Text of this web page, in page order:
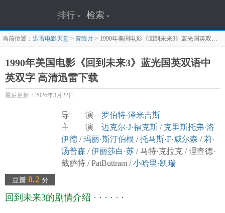
排行 检索
当前位置： 迅雷电影天堂 > 冒险片 > 1990年美国电影《回到未来3》蓝光国英双语中英双字
1990年美国电影《回到未来3》蓝光国英双语中
英双字 高清迅雷下载
最后更新：2026年3月22日
豆瓣 8.2分
导 演 罗伯特·泽米吉斯
主 演 迈克尔·J·福克斯 / 克里斯托弗·洛
伊德 /玛丽·斯汀伯根 /托马斯·F·威尔森 / 莉·
汤普森 /伊丽莎白·苏 / 马特·克拉克 / 理查德·
戴萨特 / PatButtram /小哈里·凯瑞
片 名 回到未来3
回到未来3的剧情介绍 · · · · · ·